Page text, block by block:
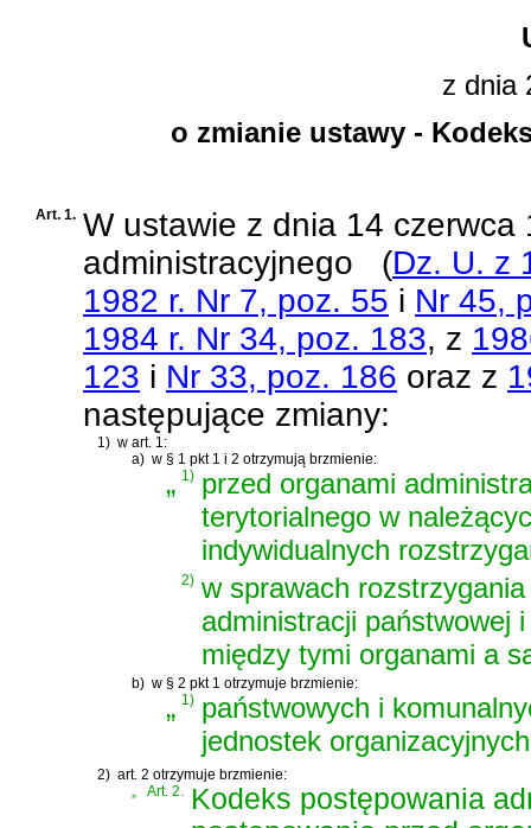
z dnia
o zmianie ustawy -
Art. 1. W ustawie z dnia 14
administracyjnego
(Dz. U. z
1982 r. Nr 7, poz. 55 i Nr 45,
1984 r. Nr 34, poz. 183, z
123 i Nr 33, poz. 186 oraz z
następujące zmiany:
1) w art. 1:
a) w § 1 pkt 1 i 2 otrzymują brzmienie:
„1) przed organami
terytorialnego w
indywidualnych
2) w sprawach
administracji państwowej
między tymi organami a
b) w § 2 pkt 1 otrzymuje brzmienie:
„1) państwowych i
jednostek organizacyjnych
2) art. 2 otrzymuje brzmienie:
„
Art. 2. Kodeks postępowania